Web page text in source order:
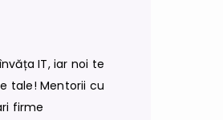
IT, iar noi te
tale! Mentorii cu
firme